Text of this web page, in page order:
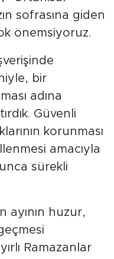
sofrasına giden
önemsiyoruz.
bir
adına
Güvenli
korunması
amacıyla
sürekli
ayının huzur,
Ramazanlar